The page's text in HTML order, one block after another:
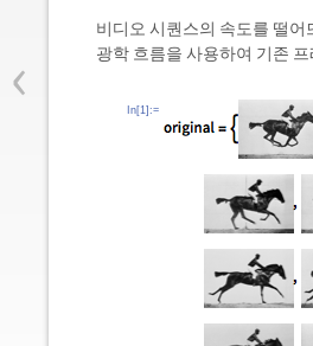
‹
비디오 시퀀스의 속도를 떨
광학 흐름을 사용하여 기존
In[1]:=